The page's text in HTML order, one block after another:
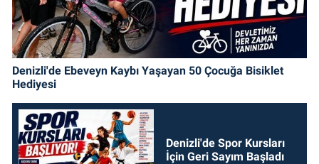
Denizli'de Ebeveyn Kaybı Yaşayan 50 Çocuğa Bisiklet
Hediyesi
Denizli'de Spor Kursları
İçin Geri Sayım Başladı